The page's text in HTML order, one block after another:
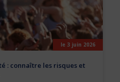
le 3 juin 2026
: connaître les risques et